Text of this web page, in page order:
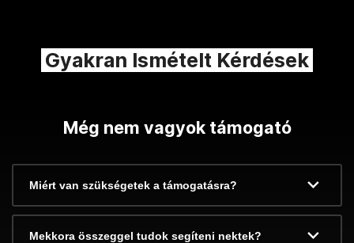
Gyakran Ismételt Kérdések
Még nem vagyok támogató
Miért van szükségetek a támogatásra?
Mekkora összeggel tudok segíteni nektek?